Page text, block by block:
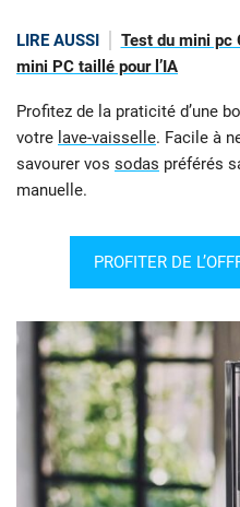
LIRE AUSSI
Test du mini pc
mini PC taillé pour l’IA
Profitez de la praticité d’une
votre lave-vaisselle. Facile à
savourer vos sodas préférés
manuelle.
PROFITER DE